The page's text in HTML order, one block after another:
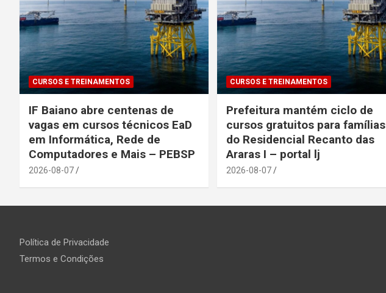
CURSOS E TREINAMENTOS
IF Baiano abre centenas de
vagas em cursos técnicos EaD
em Informática, Rede de
Computadores e Mais – PEBSP
2026-08-07
CURSOS E TREINAMENTOS
Prefeitura mantém ciclo de
cursos gratuitos para famílias
do Residencial Recanto das
Araras I – portal lj
2026-08-07
Política de Privacidade
Termos e Condições